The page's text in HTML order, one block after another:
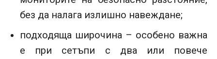
без да налага излишно навеждане;
подходяща широчина – особено важна
е при сетъпи с два или повече